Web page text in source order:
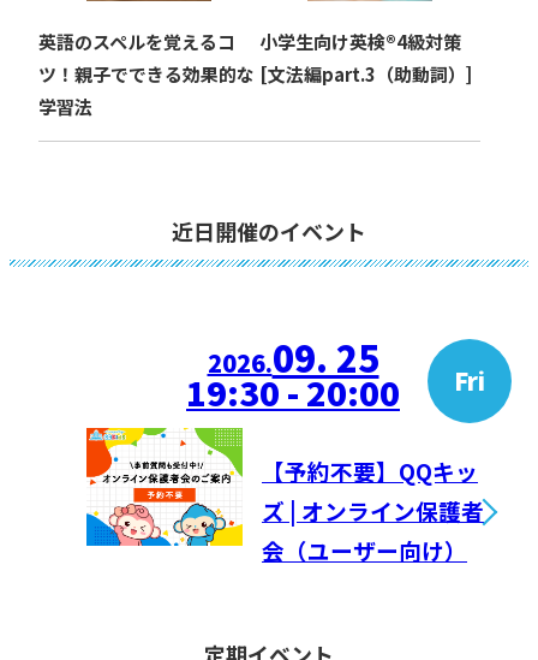
英語のスペルを覚えるコ
ツ！親子でできる効果的な
学習法
小学生向け英検®︎4級対策
[文法編part.3（助動詞）]
近日開催のイベント
2026.09. 25 Fri
19:30 - 20:00
【予約不要】QQキッ
ズ | オンライン保護者
会（ユーザー向け）